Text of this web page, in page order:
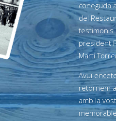
coneguda
del
testimonis
president
Martí
Avui
retornem
amb la